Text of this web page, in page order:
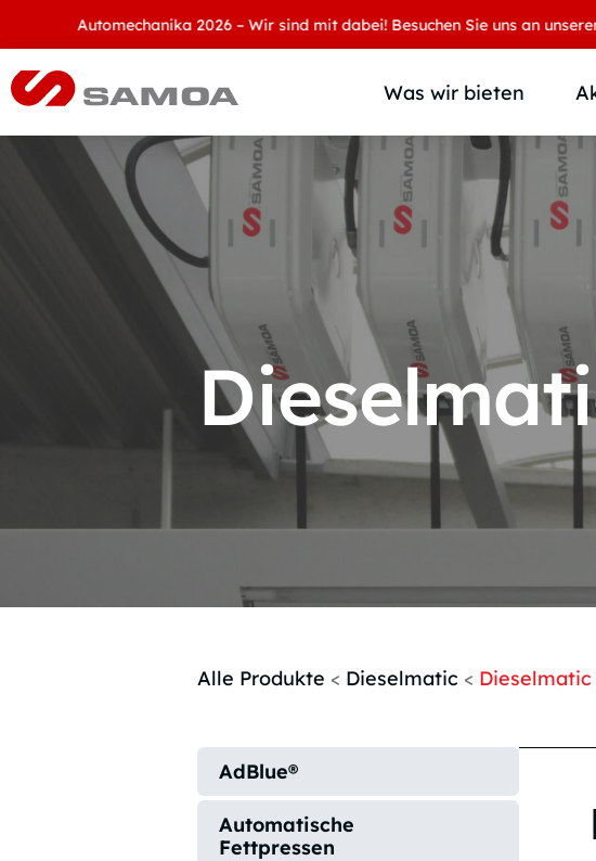
Automechanika 2026 – Wir sind mit dabei! Besuchen Sie uns an unserem
Was wir bieten
Alle Produkte < Dieselmatic < Dieselmatic
AdBlue®
Automatische
Fettpressen